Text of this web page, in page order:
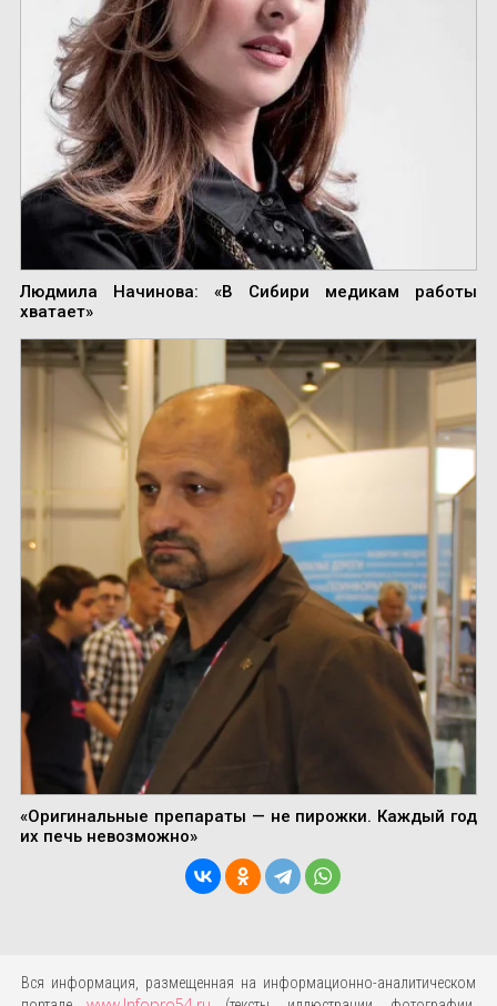
Людмила Начинова: «В Сибири медикам работы
хватает»
«Оригинальные препараты — не пирожки. Каждый год
их печь невозможно»
Вся информация, размещенная на информационно-аналитическом